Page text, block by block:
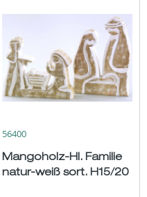
56400
Mangoholz-Hl. Familie
natur-weiß sort. H15/20